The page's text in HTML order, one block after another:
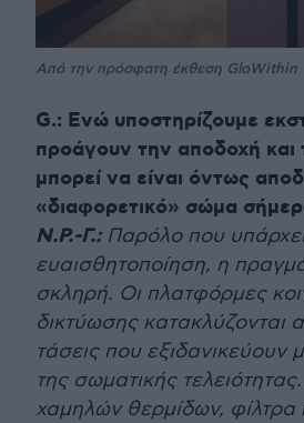
Από την πρόσφατη έκθεση GloWithin
G.: Ενώ υποστηρίζουμε
προάγουν την αποδοχή και
μπορεί να είναι όντως
«διαφορετικό» σώμα
Ν.Ρ.-Γ.:Παρόλο που
ευαισθητοποίηση, η
σκληρή. Οι πλατφόρμες
δικτύωσης κατακλύζονται
τάσεις που εξιδανικεύουν
της σωματικής
χαμηλών θερμίδων,